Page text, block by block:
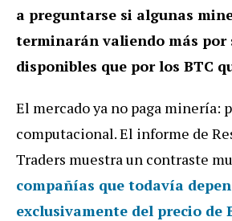
a preguntarse si algunas
terminarán valiendo más por
disponibles que por los BTC
El mercado ya no paga minería:
computacional. El informe de
Traders muestra un contraste
compañías que todavía
exclusivamente del precio de